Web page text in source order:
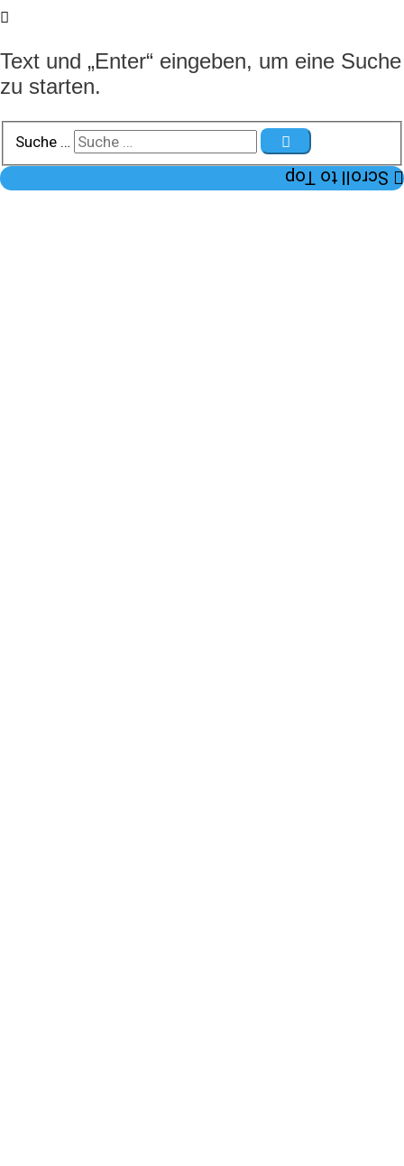
Text und „Enter“ eingeben, um eine Suche
zu starten.
Suche …
Scroll to Top